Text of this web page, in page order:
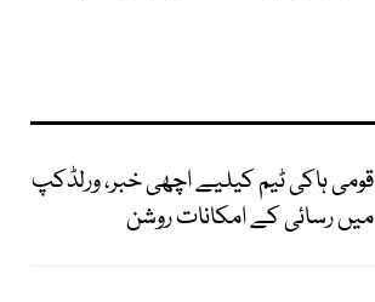
قومی ہاکی ٹیم کیلیے اچھی خبر، ورلڈکپ
میں رسائی کے امکانات روشن